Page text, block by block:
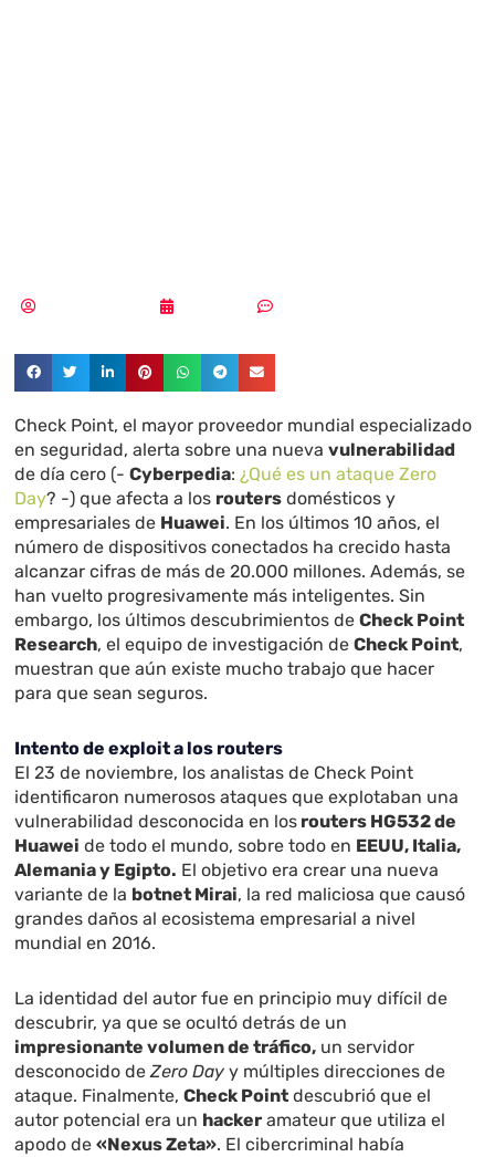
Check Point, el mayor proveedor mundial especializado
en seguridad, alerta sobre una nuevavulnerabilidad
de día cero (-Cyberpedia:¿Qué es un ataqueZero
Day? -) que afecta a los routers domésticos y
empresariales de Huawei. En los últimos 10 años, el
número de dispositivos conectados ha crecido hasta
alcanzar cifras de más de 20.000 millones. Además, se
han vuelto progresivamente más inteligentes. Sin
embargo, los últimos descubrimientos deCheck Point
Research, el equipo de investigación deCheck Point,
muestran que aún existe mucho trabajo que hacer
para que sean seguros.
Intento de exploit a los routers
El 23 de noviembre, los analistas de Check Point
identificaron numerosos ataques que explotaban una
vulnerabilidad desconocida en los routers HG532 de
Huawei de todo el mundo, sobre todo en EEUU, Italia,
Alemania y Egipto. El objetivo era crear una nueva
variante de la botnet Mirai, la red maliciosa que causó
grandes daños al ecosistema empresarial a nivel
mundial en 2016.
La identidad del autor fue en principio muy difícil de
descubrir, ya que se ocultó detrás de un
impresionante volumen de tráfico, un servidor
desconocido deZero Day y múltiples direcciones de
ataque. Finalmente,Check Point descubrió que el
autor potencial era un hacker amateur que utiliza el
apodo de«Nexus Zeta». El cibercriminal había